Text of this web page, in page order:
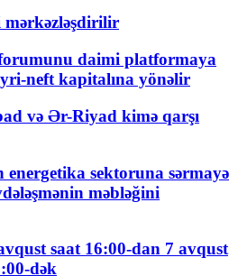
daimi platformaya
neft kapitalına yönəlir
və Ər-Riyad kimə qarşı
sektoruna sərmayə
məbləğini
saat 16:00-dan 7 avqust
dək